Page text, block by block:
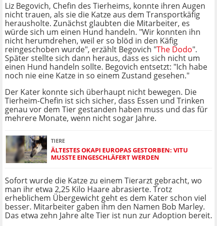
Liz Begovich, Chefin des Tierheims, konnte ihren Augen
nicht trauen, als sie die Katze aus dem Transportkäfig
herausholte. Zunächst glaubten die Mitarbeiter, es
würde sich um einen Hund handeln. "Wir konnten ihn
nicht herumdrehen, weil er so blöd in den Käfig
reingeschoben wurde", erzählt Begovich "The Dodo".
Später stellte sich dann heraus, dass es sich nicht um
einen Hund handeln sollte. Begovich entsetzt: "Ich habe
noch nie eine Katze in so einem Zustand gesehen."
Der Kater konnte sich überhaupt nicht bewegen. Die
Tierheim-Chefin ist sich sicher, dass Essen und Trinken
genau vor dem Tier gestanden haben muss und das für
mehrere Monate, wenn nicht sogar Jahre.
TIERE
ÄLTESTES OKAPI EUROPAS GESTORBEN: VITU
MUSSTE EINGESCHLÄFERT WERDEN
Sofort wurde die Katze zu einem Tierarzt gebracht, wo
man ihr etwa 2,25 Kilo Haare abrasierte. Trotz
erheblichem Übergewicht geht es dem Kater schon viel
besser. Mitarbeiter gaben ihm den Namen Bob Marley.
Das etwa zehn Jahre alte Tier ist nun zur Adoption bereit.